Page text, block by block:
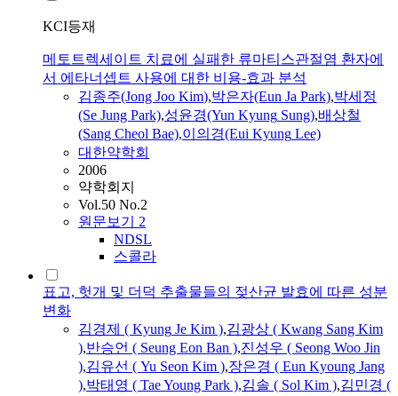
KCI등재
메토트렉세이트 치료에 실패한 류마티스관절염 환자에
서 에타너셉트 사용에 대한 비용-효과 분석
김종주(Jong Joo Kim),박은자(Eun Ja Park),박세정
(Se Jung Park),성윤경(Yun Kyung Sung),배상철
(Sang Cheol Bae),이의경(Eui Kyung Lee)
대한약학회
2006
약학회지
Vol.50 No.2
원문보기 2
NDSL
스콜라
표고, 헛개 및 더덕 추출물들의 젖산균 발효에 따른 성분
변화
김경제 ( Kyung Je Kim ),김광상 ( Kwang Sang Kim
),반승언 ( Seung Eon Ban ),진성우 ( Seong Woo Jin
),김유선 ( Yu Seon Kim ),장은경 ( Eun Kyoung Jang
),박태영 ( Tae Young Park ),김솔 ( Sol Kim ),김민경 (